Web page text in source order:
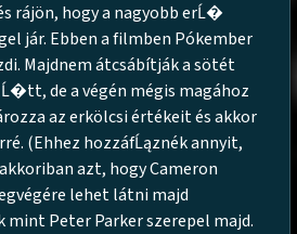
rájön, hogy a nagyobb erĹ�
jár. Ebben a filmben Pókember
Majdnem átcsábítják a sötét
de a végén mégis magához
az erkölcsi értékeit és akkor
(Ehhez hozzáfĹąznék annyit,
azt, hogy Cameron
lehet látni majd
mint Peter Parker szerepel majd.